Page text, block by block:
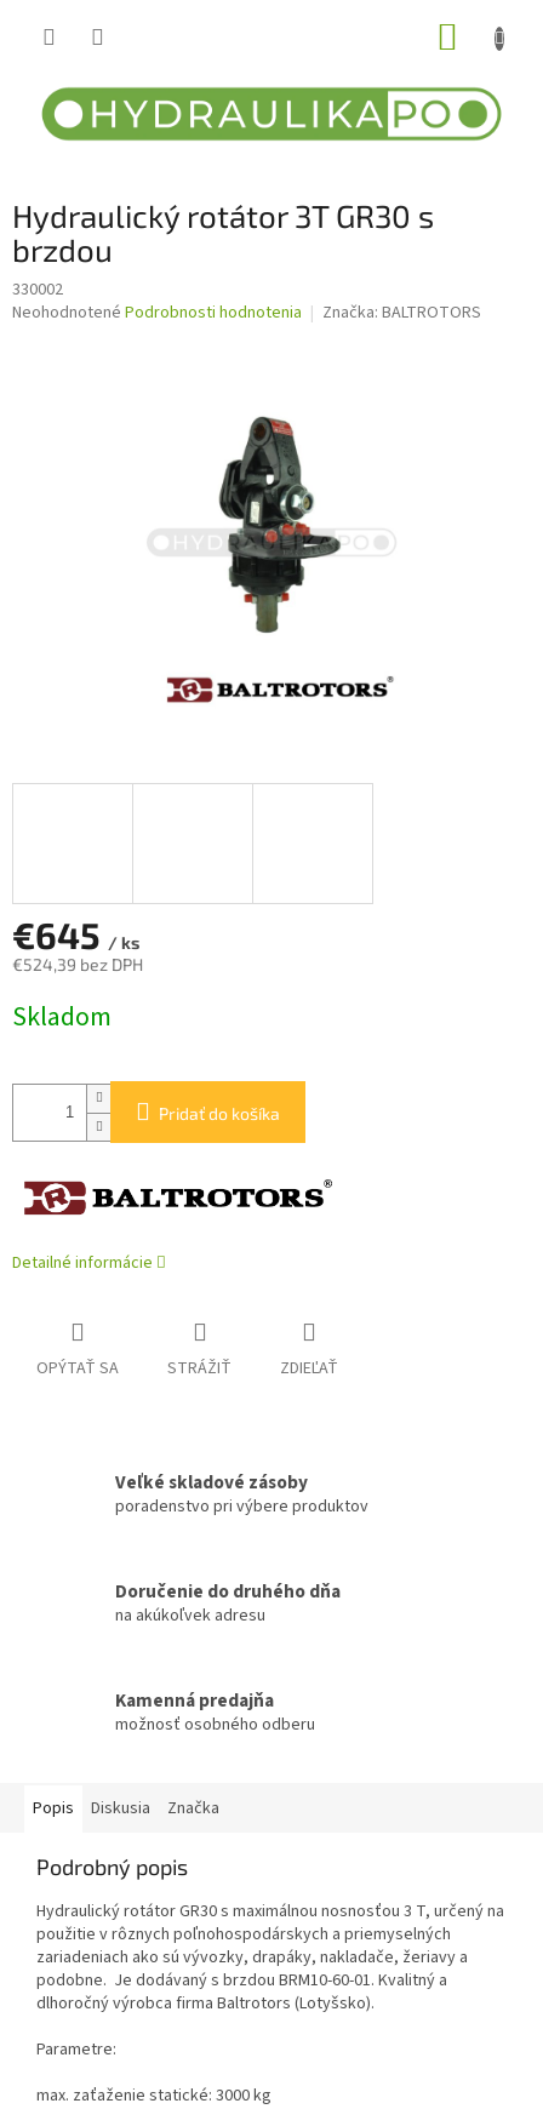
Hydraulický rotátor 3T GR30 s
brzdou
330002
Priemerné
Neohodnotené Podrobnosti hodnotenia Značka: BALTROTORS
€645 / ks
€524,39 bez DPH
cena:
Skladom
Pridať do košíka
Detailné informácie
OPÝTAŤ SA STRÁŽIŤ ZDIEĽAŤ
Veľké skladové zásoby
poradenstvo pri výbere produktov
Doručenie do druhého dňa
na akúkoľvek adresu
Kamenná predajňa
možnosť osobného odberu
Popis Diskusia Značka
Podrobný popis
Hydraulický rotátor GR30 s maximálnou nosnosťou 3 T, určený na
použitie v rôznych poľnohospodárskych a priemyselných
zariadeniach ako sú vývozky, drapáky, nakladače, žeriavy a
podobne. Je dodávaný s brzdou BRM10-60-01. Kvalitný a
dlhoročný výrobca firma Baltrotors (Lotyšsko).
Parametre:
max. zaťaženie statické: 3000 kg